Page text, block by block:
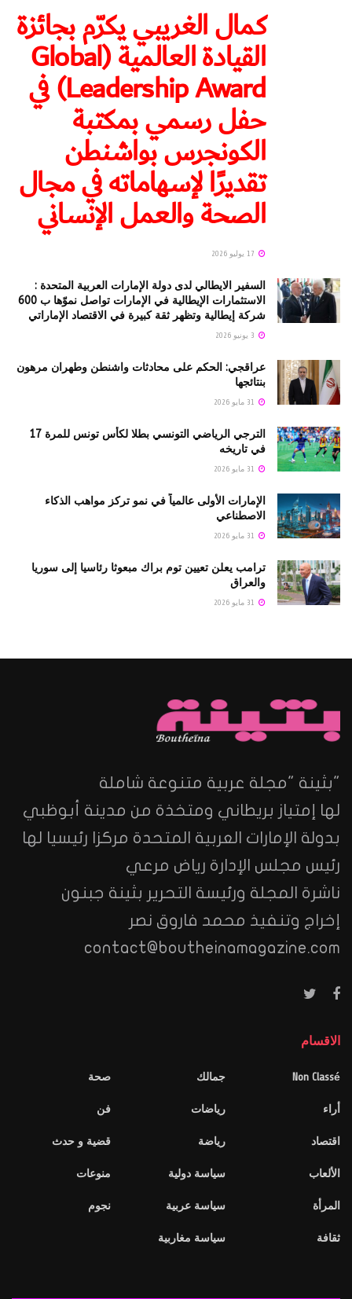
كمال الغريبي يكرّم بجائزة
القيادة العالمية (Global
Leadership Award) في
حفل رسمي بمكتبة
الكونجرس بواشنطن
تقديرًا لإسهاماته في مجال
الصحة والعمل الإنساني
السفير الايطالي لدى دولة الإمارات العربية المتحدة :
الاستثمارات الإيطالية في الإمارات تواصل نموّها ب 600
شركة إيطالية وتظهر ثقة كبيرة في الاقتصاد الإماراتي
عراقجي: الحكم على محادثات واشنطن وطهران مرهون
بنتائجها
الترجي الرياضي التونسي بطلا لكأس تونس للمرة 17
في تاريخه
الإمارات الأولى عالمياً في نمو تركز مواهب الذكاء
الاصطناعي
ترامب يعلن تعيين توم براك مبعوثا رئاسيا إلى سوريا
والعراق
"بثينة "مجلة عربية متنوعة شاملة
لها إمتياز بريطاني ومتخذة من مدينة أبوظبي
بدولة الإمارات العربية المتحدة مركزا رئيسيا لها
رئيس مجلس الإدارة رياض مرعي
ناشرة المجلة ورئيسة التحرير بثينة جبنون
إخراج وتنفيذ محمد فاروق نصر
contact@boutheinamagazine.com
الاقسام
Non Classé
أراء
اقتصاد
الألعاب
المرأة
ثقافة
جمالك
رياضات
رياضة
سياسة دولية
سياسة عربية
سياسة مغاربية
صحة
فن
قضية و حدث
منوعات
نجوم